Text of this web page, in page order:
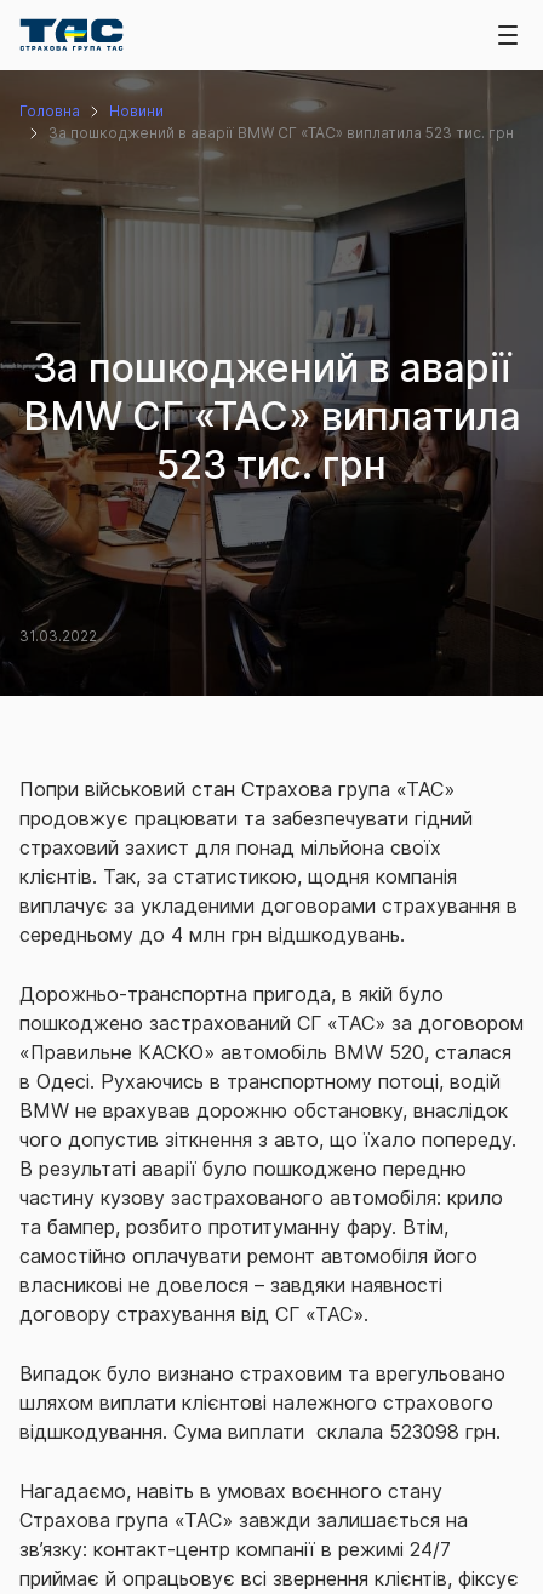
Головна
Новини
За пошкоджений в аварії BMW СГ «ТАС» виплатила 523 тис. грн
За пошкоджений в аварії
BMW СГ «ТАС» виплатила
523 тис. грн
31.03.2022
Попри військовий стан Страхова група «ТАС»
продовжує працювати та забезпечувати гідний
страховий захист для понад мільйона своїх
клієнтів. Так, за статистикою, щодня компанія
виплачує за укладеними договорами страхування в
середньому до 4 млн грн відшкодувань.
Дорожньо-транспортна пригода, в якій було
пошкоджено застрахований СГ «ТАС» за договором
«Правильне КАСКО» автомобіль BMW 520, сталася
в Одесі. Рухаючись в транспортному потоці, водій
BMW не врахував дорожню обстановку, внаслідок
чого допустив зіткнення з авто, що їхало попереду.
В результаті аварії було пошкоджено передню
частину кузову застрахованого автомобіля: крило
та бампер, розбито протитуманну фару. Втім,
самостійно оплачувати ремонт автомобіля його
власникові не довелося – завдяки наявності
договору страхування від СГ «ТАС».
Випадок було визнано страховим та врегульовано
шляхом виплати клієнтові належного страхового
відшкодування. Сума виплати склала 523098 грн.
Нагадаємо, навіть в умовах воєнного стану
Страхова група «ТАС» завжди залишається на
зв’язку: контакт-центр компанії в режимі 24/7
приймає й опрацьовує всі звернення клієнтів, фіксує